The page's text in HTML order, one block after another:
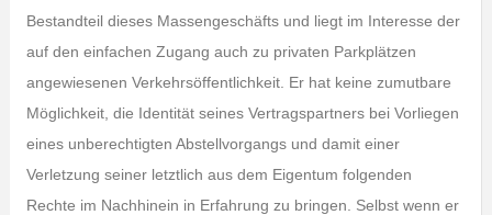
Bestandteil dieses Massengeschäfts und liegt im Interesse der
auf den einfachen Zugang auch zu privaten Parkplätzen
angewiesenen Verkehrsöffentlichkeit. Er hat keine zumutbare
Möglichkeit, die Identität seines Vertragspartners bei Vorliegen
eines unberechtigten Abstellvorgangs und damit einer
Verletzung seiner letztlich aus dem Eigentum folgenden
Rechte im Nachhinein in Erfahrung zu bringen. Selbst wenn er